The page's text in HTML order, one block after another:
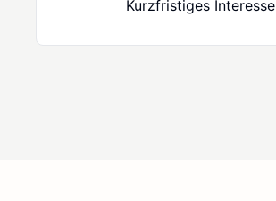
Kurzfristiges Interesse